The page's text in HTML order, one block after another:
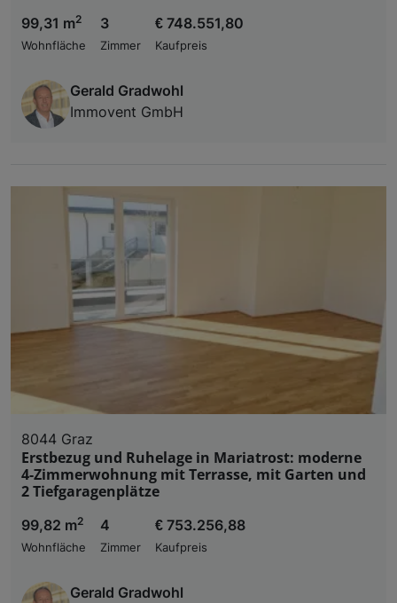
99,31 m2
Wohnfläche
3
Zimmer
€ 748.551,80
Kaufpreis
Gerald Gradwohl
Immovent GmbH
8044 Graz
Erstbezug und Ruhelage in Mariatrost: moderne
4-Zimmerwohnung mit Terrasse, mit Garten und
2 Tiefgaragenplätze
99,82 m2
Wohnfläche
4
Zimmer
€ 753.256,88
Kaufpreis
Gerald Gradwohl